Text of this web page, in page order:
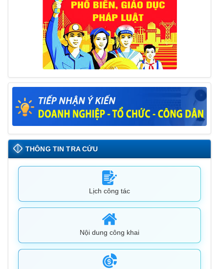
THÔNG TIN TRA CỨU
Lịch công tác
Nội dung công khai